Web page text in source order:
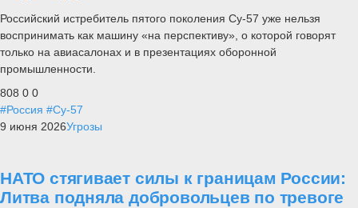
Российский истребитель пятого поколения Су-57 уже нельзя
воспринимать как машину «на перспективу», о которой говорят
только на авиасалонах и в презентациях оборонной
промышленности.
808 0 0
#Россия #Су-57
9 июня 2026Угрозы
НАТО стягивает силы к границам России:
Литва подняла добровольцев по тревоге